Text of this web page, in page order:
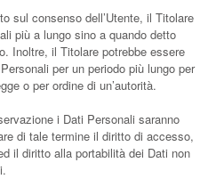
sul consenso dell’Utente, il Titolare
più a lungo sino a quando detto
Inoltre, il Titolare potrebbe essere
per un periodo più lungo per
o per ordine di un’autorità.
i Dati Personali saranno
di tale termine il diritto di accesso,
il diritto alla portabilità dei Dati non